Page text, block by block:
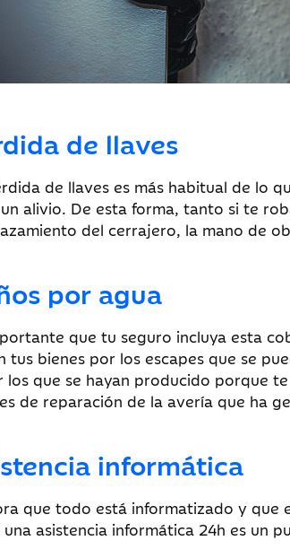
de llaves
de llaves es más habitual de lo
alivio. De esta forma, tanto si te
del cerrajero, la mano de
por agua
que tu seguro incluya esta
tus bienes por los escapes que se
los que se hayan producido porque
de reparación de la avería que ha
informática
que todo está informatizado y que
asistencia informática 24h es un